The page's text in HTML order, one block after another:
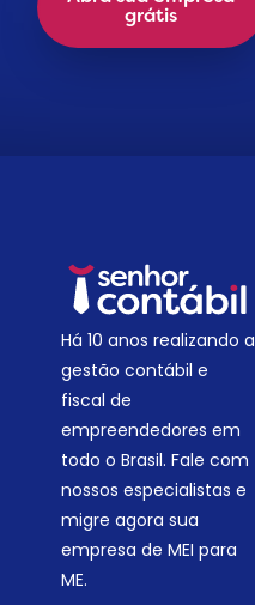
grátis
Há 10 anos realizando a
gestão contábil e
fiscal de
empreendedores em
todo o Brasil. Fale com
nossos especialistas e
migre agora sua
empresa de MEI para
ME.